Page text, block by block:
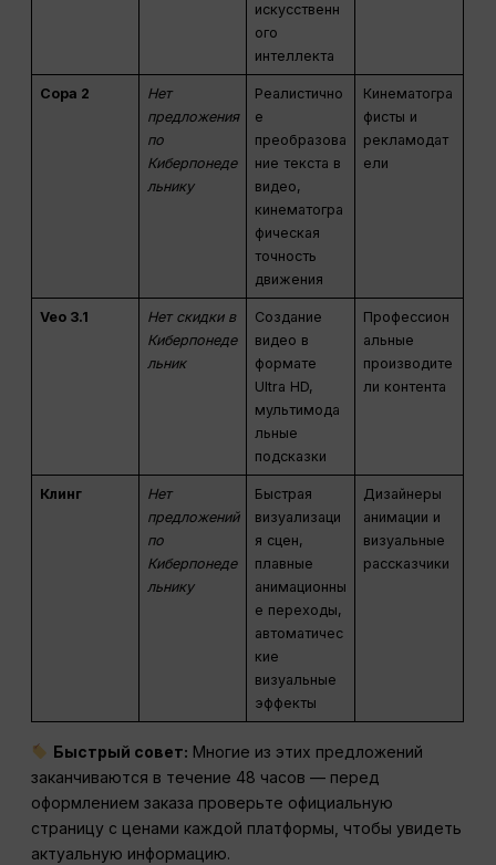
искусственн
ого
интеллекта
Сора 2
Нет
предложения
по
Киберпонеде
льнику
Реалистично
е
преобразова
ние текста в
видео,
кинематогра
фическая
точность
движения
Кинематогра
фисты и
рекламодат
ели
Veo 3.1
Нет скидки в
Киберпонеде
льник
Создание
видео в
формате
Ultra HD,
мультимода
льные
подсказки
Профессион
альные
производите
ли контента
Клинг
Нет
предложений
по
Киберпонеде
льнику
Быстрая
визуализаци
я сцен,
плавные
анимационны
е переходы,
автоматичес
кие
визуальные
эффекты
Дизайнеры
анимации и
визуальные
рассказчики
Быстрый совет: Многие из этих предложений
заканчиваются в течение 48 часов — перед
оформлением заказа проверьте официальную
страницу с ценами каждой платформы, чтобы увидеть
актуальную информацию.